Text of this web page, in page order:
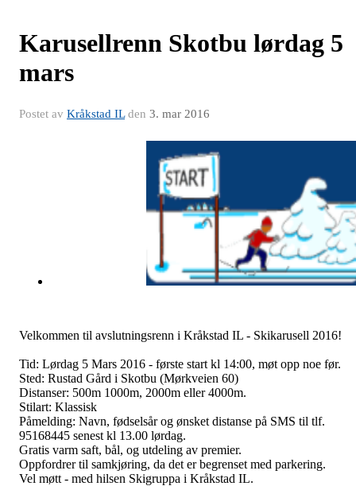
Karusellrenn Skotbu lørdag 5
mars
Postet av Kråkstad ILden 3. mar 2016
Velkommen til avslutningsrenn i Kråkstad IL - Skikarusell 2016!
Tid: Lørdag 5 Mars 2016 - første start kl 14:00, møt opp noe før.
Sted: Rustad Gård i Skotbu (Mørkveien 60)
Distanser: 500m 1000m, 2000m eller 4000m.
Stilart: Klassisk
Påmelding: Navn, fødselsår og ønsket distanse på SMS til tlf.
95168445 senest kl 13.00 lørdag.
Gratis varm saft, bål, og utdeling av premier.
Oppfordrer til samkjøring, da det er begrenset med parkering.
Vel møtt - med hilsen Skigruppa i Kråkstad IL.